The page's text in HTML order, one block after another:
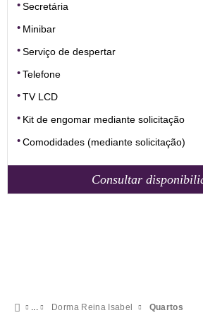
Secretária
Minibar
Serviço de despertar
Telefone
TV LCD
Kit de engomar mediante solicitação
Comodidades (mediante solicitação)
Consultar
Dorma Reina Isabel Quartos